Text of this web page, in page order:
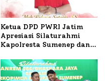
Ketua DPD PWRI Jatim
Apresiasi Silaturahmi
Kapolresta Sumenep dan
Ideal Polri-Pers